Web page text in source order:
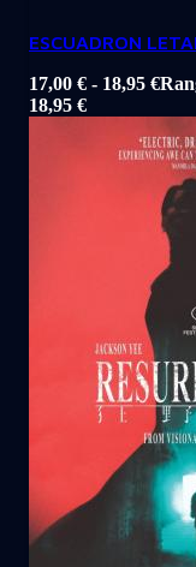
ESCUADRON
17,00 € - 18,95 €
18,95 €